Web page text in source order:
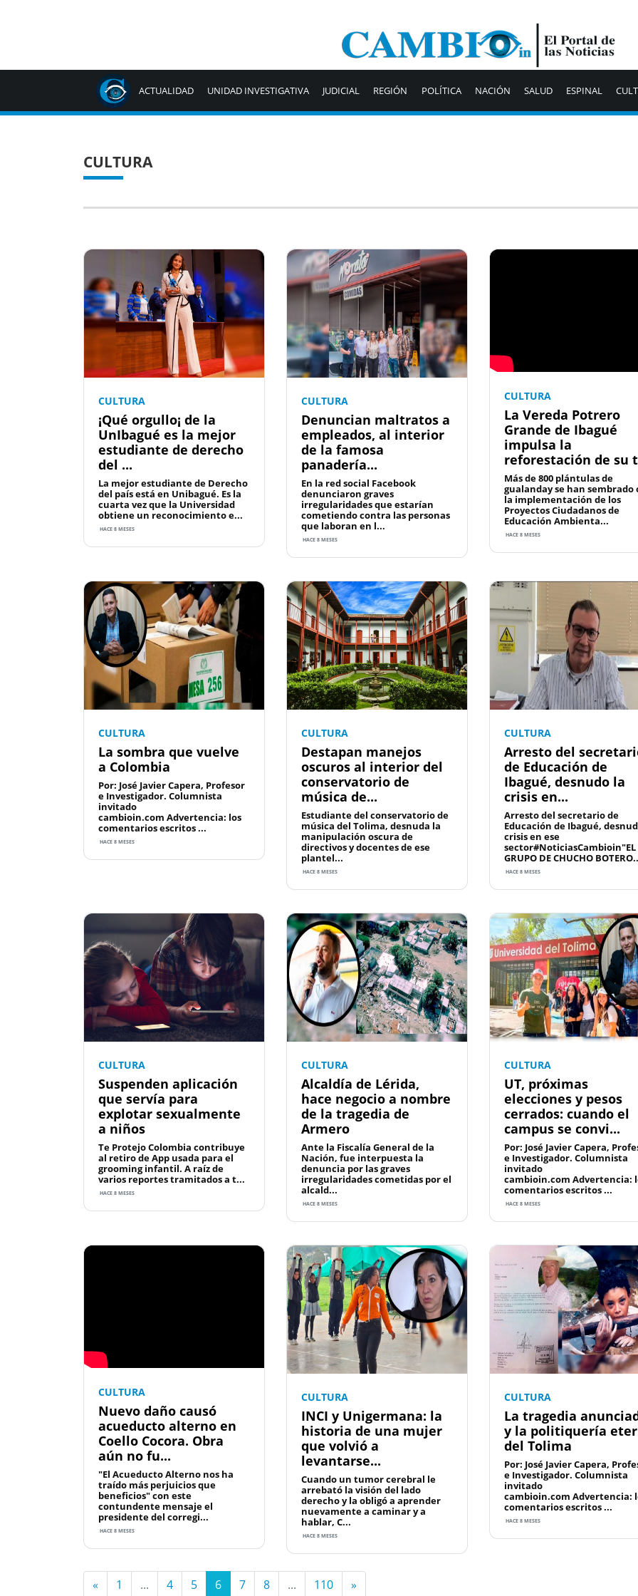
ACTUALIDAD UNIDAD INVESTIGATIVA JUDICIAL REGIÓN POLÍTICA NACIÓN SALUD ESPINAL
CULTURA
CULTURA
¡Qué orgullo¡ de la
UnIbagué es la mejor
estudiante de derecho
del ...
La mejor estudiante de Derecho
del país está en Unibagué. Es la
cuarta vez que la Universidad
obtiene un reconocimiento e...
HACE 8 MESES
CULTURA
Denuncian maltratos a
empleados, al interior
de la famosa
panadería...
En la red social Facebook
denunciaron graves
irregularidades que estarían
cometiendo contra las personas
que laboran en l...
HACE 8 MESES
CULTURA
La Vereda Potrero
Grande de Ibagué
impulsa la
reforestación de su
Más de 800 plántulas de
gualanday se han sembrado
la implementación de los
Proyectos Ciudadanos de
Educación Ambienta...
HACE 8 MESES
CULTURA
La sombra que vuelve
a Colombia
Por: José Javier Capera, Profesor
e Investigador. Columnista
invitado
cambioin.com Advertencia: los
comentarios escritos ...
HACE 8 MESES
CULTURA
Destapan manejos
oscuros al interior del
conservatorio de
música de...
Estudiante del conservatorio de
música del Tolima, desnuda la
manipulación oscura de
directivos y docentes de ese
plantel...
HACE 8 MESES
CULTURA
Arresto del
de Educación de
Ibagué, desnudo la
crisis en...
Arresto del secretario de
Educación de Ibagué,
crisis en ese
sector#NoticiasCambioin"EL
GRUPO DE CHUCHO
HACE 8 MESES
CULTURA
Suspenden aplicación
que servía para
explotar sexualmente
a niños
Te Protejo Colombia contribuye
al retiro de App usada para el
grooming infantil. A raíz de
varios reportes tramitados a t...
HACE 8 MESES
CULTURA
Alcaldía de Lérida,
hace negocio a nombre
de la tragedia de
Armero
Ante la Fiscalía General de la
Nación, fue interpuesta la
denuncia por las graves
irregularidades cometidas por el
alcald...
HACE 8 MESES
CULTURA
UT, próximas
elecciones y pesos
cerrados: cuando el
campus se convi...
Por: José Javier Capera,
e Investigador. Columnista
invitado
cambioin.com Advertencia:
comentarios escritos ...
HACE 8 MESES
CULTURA
Nuevo daño causó
acueducto alterno en
Coello Cocora. Obra
aún no fu...
"El Acueducto Alterno nos ha
traído más perjuicios que
beneficios" con este
contundente mensaje el
presidente del corregi...
HACE 8 MESES
CULTURA
INCI y Unigermana: la
historia de una mujer
que volvió a
levantarse...
Cuando un tumor cerebral le
arrebató la visión del lado
derecho y la obligó a aprender
nuevamente a caminar y a
hablar, C...
HACE 8 MESES
CULTURA
La tragedia
y la politiquería
del Tolima
Por: José Javier Capera,
e Investigador. Columnista
invitado
cambioin.com Advertencia:
comentarios escritos ...
HACE 8 MESES
« 1 ... 4 5 6 7 8 ... 110 »